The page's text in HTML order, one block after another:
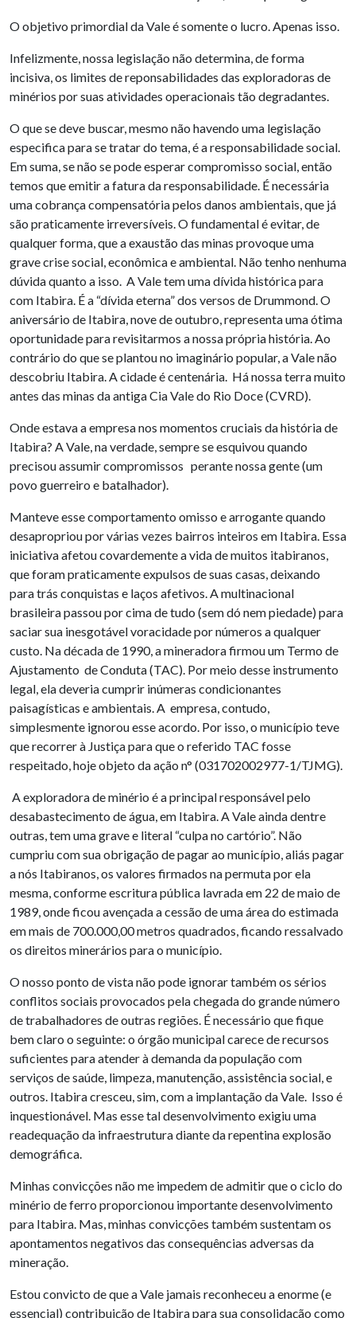
O objetivo primordial da Vale é somente o lucro. Apenas isso.
Infelizmente, nossa legislação não determina, de forma
incisiva, os limites de reponsabilidades das exploradoras de
minérios por suas atividades operacionais tão degradantes.
O que se deve buscar, mesmo não havendo uma legislação
especifica para se tratar do tema, é a responsabilidade social.
Em suma, se não se pode esperar compromisso social, então
temos que emitir a fatura da responsabilidade. É necessária
uma cobrança compensatória pelos danos ambientais, que já
são praticamente irreversíveis. O fundamental é evitar, de
qualquer forma, que a exaustão das minas provoque uma
grave crise social, econômica e ambiental. Não tenho nenhuma
dúvida quanto a isso. A Vale tem uma dívida histórica para
com Itabira. É a “dívida eterna” dos versos de Drummond. O
aniversário de Itabira, nove de outubro, representa uma ótima
oportunidade para revisitarmos a nossa própria história. Ao
contrário do que se plantou no imaginário popular, a Vale não
descobriu Itabira. A cidade é centenária. Há nossa terra muito
antes das minas da antiga Cia Vale do Rio Doce (CVRD).
Onde estava a empresa nos momentos cruciais da história de
Itabira? A Vale, na verdade, sempre se esquivou quando
precisou assumir compromissos perante nossa gente (um
povo guerreiro e batalhador).
Manteve esse comportamento omisso e arrogante quando
desapropriou por várias vezes bairros inteiros em Itabira. Essa
iniciativa afetou covardemente a vida de muitos itabiranos,
que foram praticamente expulsos de suas casas, deixando
para trás conquistas e laços afetivos. A multinacional
brasileira passou por cima de tudo (sem dó nem piedade) para
saciar sua inesgotável voracidade por números a qualquer
custo. Na década de 1990, a mineradora firmou um Termo de
Ajustamento de Conduta (TAC). Por meio desse instrumento
legal, ela deveria cumprir inúmeras condicionantes
paisagísticas e ambientais. A empresa, contudo,
simplesmente ignorou esse acordo. Por isso, o município teve
que recorrer à Justiça para que o referido TAC fosse
respeitado, hoje objeto da ação n° (031702002977-1/TJMG).
A exploradora de minério é a principal responsável pelo
desabastecimento de água, em Itabira. A Vale ainda dentre
outras, tem uma grave e literal “culpa no cartório”. Não
cumpriu com sua obrigação de pagar ao município, aliás pagar
a nós Itabiranos, os valores firmados na permuta por ela
mesma, conforme escritura pública lavrada em 22 de maio de
1989, onde ficou avençada a cessão de uma área do estimada
em mais de 700.000,00 metros quadrados, ficando ressalvado
os direitos minerários para o município.
O nosso ponto de vista não pode ignorar também os sérios
conflitos sociais provocados pela chegada do grande número
de trabalhadores de outras regiões. É necessário que fique
bem claro o seguinte: o órgão municipal carece de recursos
suficientes para atender à demanda da população com
serviços de saúde, limpeza, manutenção, assistência social, e
outros. Itabira cresceu, sim, com a implantação da Vale. Isso é
inquestionável. Mas esse tal desenvolvimento exigiu uma
readequação da infraestrutura diante da repentina explosão
demográfica.
Minhas convicções não me impedem de admitir que o ciclo do
minério de ferro proporcionou importante desenvolvimento
para Itabira. Mas, minhas convicções também sustentam os
apontamentos negativos das consequências adversas da
mineração.
Estou convicto de que a Vale jamais reconheceu a enorme (e
essencial) contribuição de Itabira para sua consolidação como